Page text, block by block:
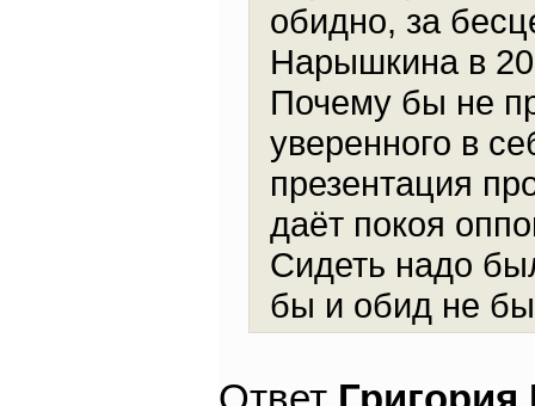
обидно, за
Нарышкина в
Почему бы не
уверенного в
презентация
даёт покоя
Сидеть надо
бы и обид не